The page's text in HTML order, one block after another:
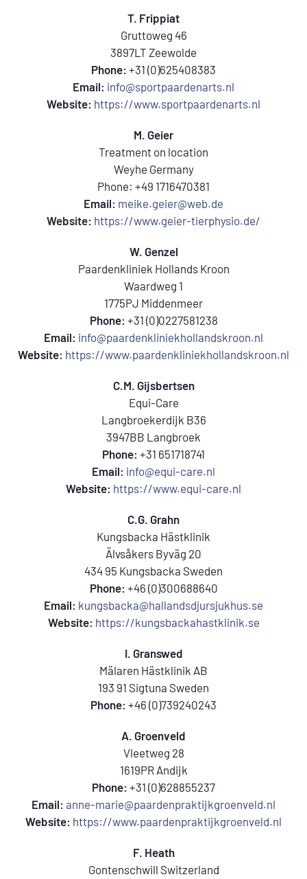
T. Frippiat
Gruttoweg 46
3897LT Zeewolde
Phone: +31 (0)625408383
Email: info@sportpaardenarts.nl
Website: https://www.sportpaardenarts.nl
M. Geier
Treatment on location
Weyhe Germany
Phone: +49 1716470381
Email: meike.geier@web.de
Website: https://www.geier-tierphysio.de/
W. Genzel
Paardenkliniek Hollands Kroon
Waardweg 1
1775PJ Middenmeer
Phone: +31 (0)0227581238
Email: info@paardenkliniekhollandskroon.nl
Website: https://www.paardenkliniekhollandskroon.nl
C.M. Gijsbertsen
Equi-Care
Langbroekerdijk B36
3947BB Langbroek
Phone: +31 651718741
Email: info@equi-care.nl
Website: https://www.equi-care.nl
C.G. Grahn
Kungsbacka Hästklinik
Älvsåkers Byväg 20
434 95 Kungsbacka Sweden
Phone: +46 (0)300688640
Email: kungsbacka@hallandsdjursjukhus.se
Website: https://kungsbackahastklinik.se
I. Granswed
Mälaren Hästklinik AB
193 91 Sigtuna Sweden
Phone: +46 (0)739240243
A. Groenveld
Vleetweg 28
1619PR Andijk
Phone: +31 (0)628855237
Email: anne-marie@paardenpraktijkgroenveld.nl
Website: https://www.paardenpraktijkgroenveld.nl
F. Heath
Gontenschwill Switzerland